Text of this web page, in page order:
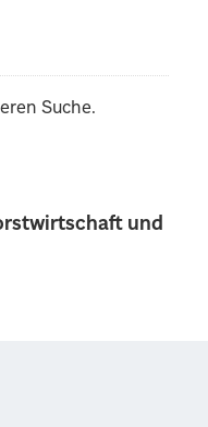
und
Suche.